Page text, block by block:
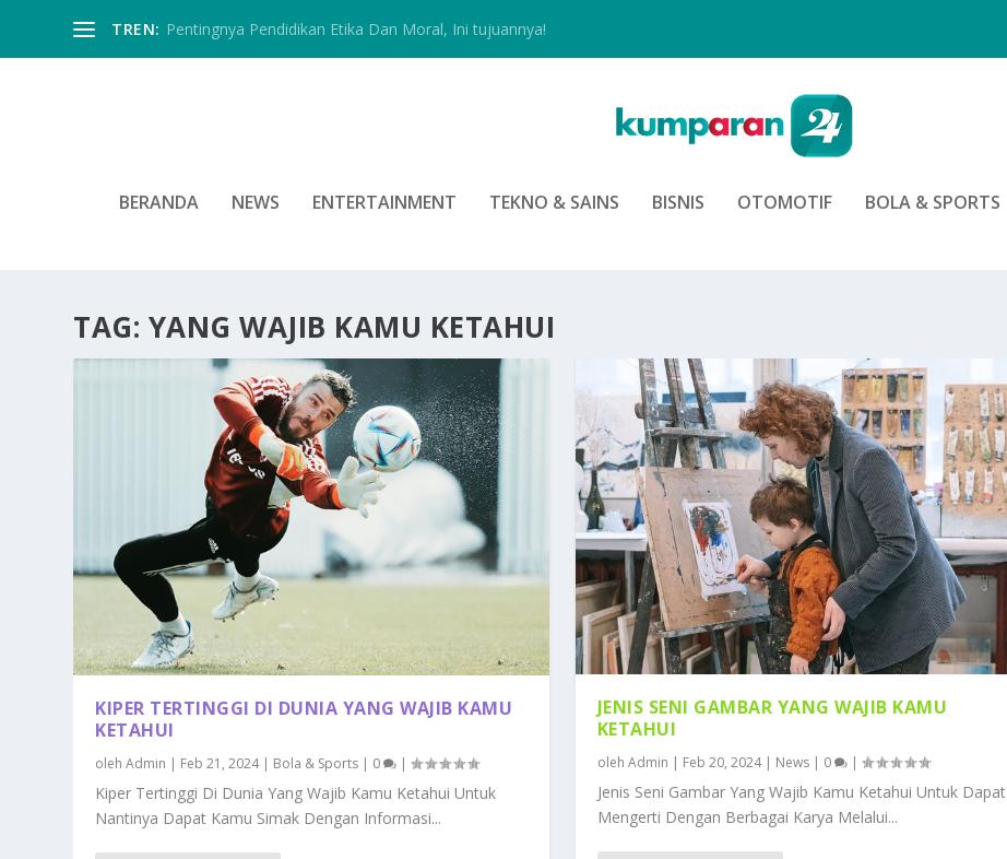
TREN: Pentingnya Pendidikan Etika Dan Moral, Ini tujuannya!
BERANDA NEWS ENTERTAINMENT TEKNO & SAINS BISNIS OTOMOTIF BOLA & SPORTS
TAG: YANG WAJIB KAMU KETAHUI
KIPER TERTINGGI DI DUNIA YANG WAJIB KAMU
KETAHUI
olehAdmin | Feb 21, 2024| Bola & Sports | 0 |
Kiper Tertinggi Di Dunia Yang Wajib Kamu Ketahui Untuk
Nantinya Dapat Kamu Simak Dengan Informasi...
JENIS SENI GAMBAR YANG WAJIB KAMU
KETAHUI
oleh Admin | Feb 20, 2024| News| 0 |
Jenis Seni Gambar Yang Wajib Kamu Ketahui Untuk Dapat
Mengerti Dengan Berbagai Karya Melalui...